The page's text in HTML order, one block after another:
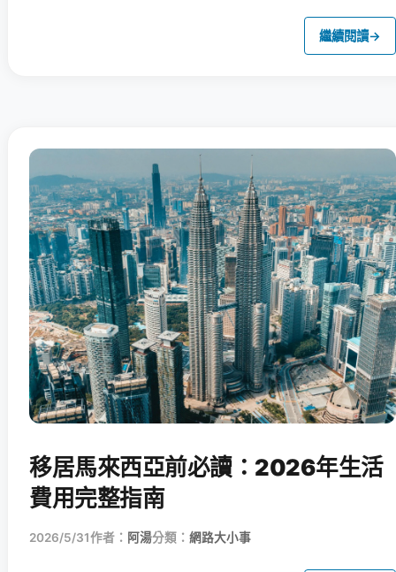
繼續閱讀→
移居馬來西亞前必讀：2026年生活
費用完整指南
2026/5/31作者： 阿湯分類： 網路大小事